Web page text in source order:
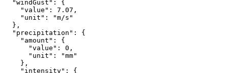
"windGust" :
{
"value" : 7.07 ,
"unit" :
"m/s"
},
"precipitation" :
{
"amount" :
{
"value" : 0 ,
"unit" :
"mm"
},
"intensity" :
{